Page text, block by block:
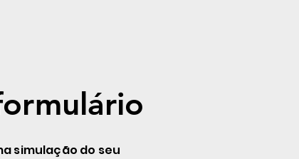
simulação do seu